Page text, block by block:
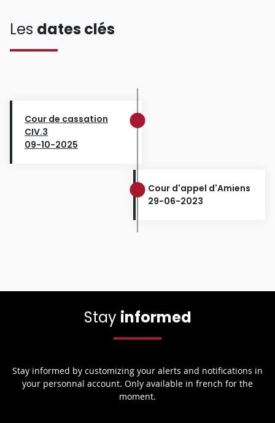
Les dates clés
Cour de cassation
CIV.3
09-10-2025
Cour d'appel d'Amiens
29-06-2023
Stay informed
Stay informed by customizing your alerts and notifications in
your personnal account. Only available in french for the
moment.